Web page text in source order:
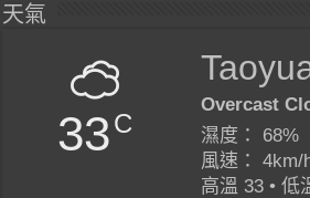
天氣
33C
Overcast
濕度： 68%
風速： 4km/
高溫 33 • 低